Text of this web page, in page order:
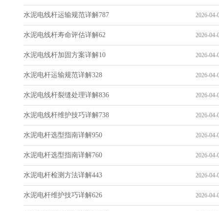
水泥电线杆运输规范详解787 2026-04-
水泥电线杆寿命评估详解62 2026-04-
水泥电线杆加固方案详解10 2026-04-
水泥电杆运输规范详解328 2026-04-
水泥电线杆裂缝处理详解836 2026-04-
水泥电线杆维护技巧详解738 2026-04-
水泥电杆选型指南详解950 2026-04-
水泥电杆选型指南详解760 2026-04-
水泥电杆检测方法详解443 2026-04-
水泥电杆维护技巧详解626 2026-04-